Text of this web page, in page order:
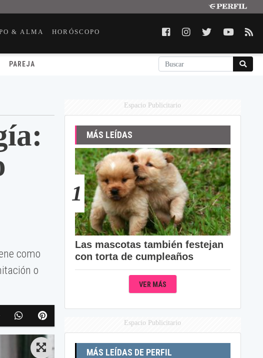
& ALMA HORÓSCOPO
PAREJA
como
o
Espacio Publicitario
MÁS LEÍDAS
1
Las mascotas también festejan
con torta de cumpleaños
VER MÁS
Espacio Publicitario
MÁS LEÍDAS DE PERFIL